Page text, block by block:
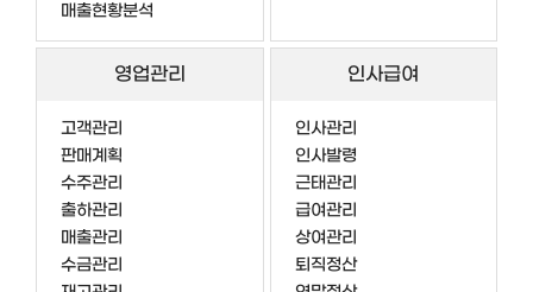
매출현황분석
영업관리
고객관리
판매계획
수주관리
출하관리
매출관리
수금관리
인사급여
인사관리
인사발령
근태관리
급여관리
상여관리
퇴직정산